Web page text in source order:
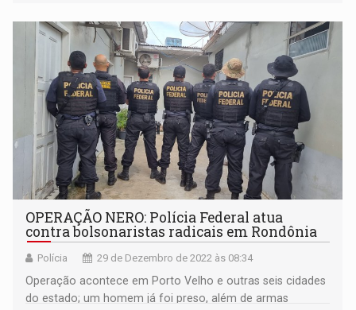
OPERAÇÃO NERO: Polícia Federal atua
contra bolsonaristas radicais em Rondônia
Polícia 29 de Dezembro de 2022 às 08:34
Operação acontece em Porto Velho e outras seis cidades
do estado; um homem já foi preso, além de armas